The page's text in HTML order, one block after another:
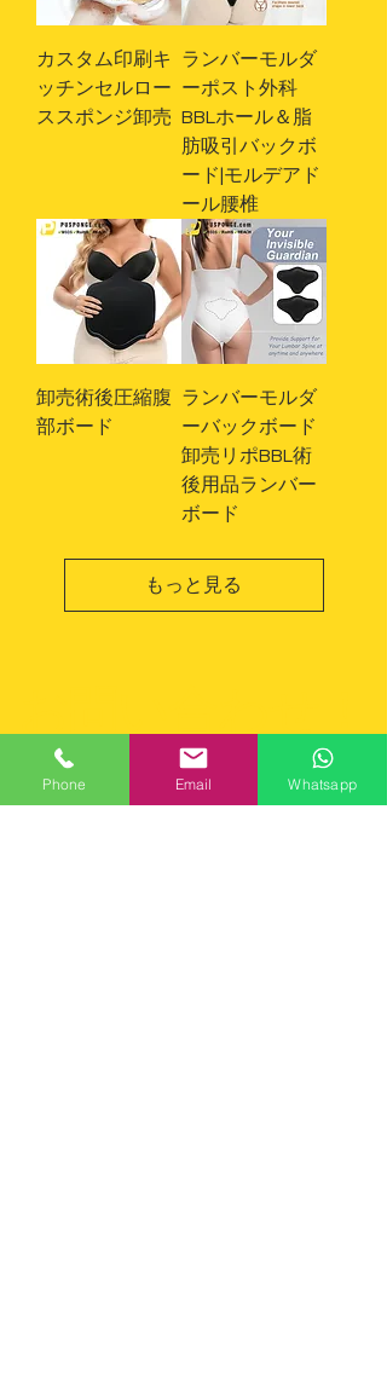
カスタム印刷キ
ッチンセルロー
ススポンジ卸売
ランバーモルダ
ーポスト外科
BBLホール＆脂
肪吸引バックボ
ード|モルデアド
ール腰椎
卸売術後圧縮腹
部ボード
ランバーモルダ
ーバックボード
卸売リポBBL術
後用品ランバー
ボード
もっと見る
sales@pusponge.com
Phone Email Whatsapp